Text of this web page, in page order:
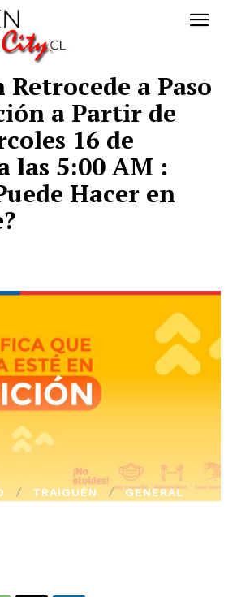
a Paso
a Partir de
16 de
las 5:00 AM :
Hacer en
TRAIGUÉN GENERAL